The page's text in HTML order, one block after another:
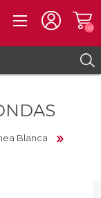
(0)
Blanca